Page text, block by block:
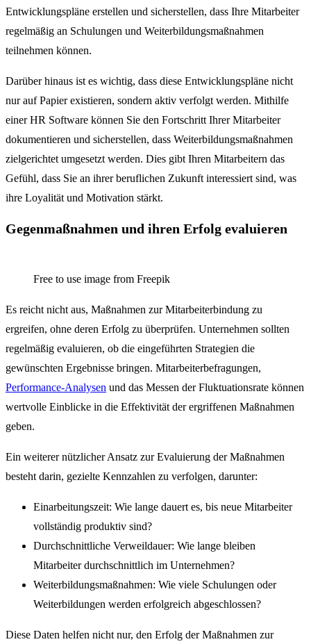
Entwicklungspläne erstellen und sicherstellen, dass Ihre Mitarbeiter
regelmäßig an Schulungen und Weiterbildungsmaßnahmen
teilnehmen können.
Darüber hinaus ist es wichtig, dass diese Entwicklungspläne nicht
nur auf Papier existieren, sondern aktiv verfolgt werden. Mithilfe
einer HR Software können Sie den Fortschritt Ihrer Mitarbeiter
dokumentieren und sicherstellen, dass Weiterbildungsmaßnahmen
zielgerichtet umgesetzt werden. Dies gibt Ihren Mitarbeitern das
Gefühl, dass Sie an ihrer beruflichen Zukunft interessiert sind, was
ihre Loyalität und Motivation stärkt.
Gegenmaßnahmen und ihren Erfolg evaluieren
Free to use image from Freepik
Es reicht nicht aus, Maßnahmen zur Mitarbeiterbindung zu
ergreifen, ohne deren Erfolg zu überprüfen. Unternehmen sollten
regelmäßig evaluieren, ob die eingeführten Strategien die
gewünschten Ergebnisse bringen. Mitarbeiterbefragungen,
Performance-Analysen und das Messen der Fluktuationsrate können
wertvolle Einblicke in die Effektivität der ergriffenen Maßnahmen
geben.
Ein weiterer nützlicher Ansatz zur Evaluierung der Maßnahmen
besteht darin, gezielte Kennzahlen zu verfolgen, darunter:
Einarbeitungszeit: Wie lange dauert es, bis neue Mitarbeiter
vollständig produktiv sind?
Durchschnittliche Verweildauer: Wie lange bleiben
Mitarbeiter durchschnittlich im Unternehmen?
Weiterbildungsmaßnahmen: Wie viele Schulungen oder
Weiterbildungen werden erfolgreich abgeschlossen?
Diese Daten helfen nicht nur, den Erfolg der Maßnahmen zur